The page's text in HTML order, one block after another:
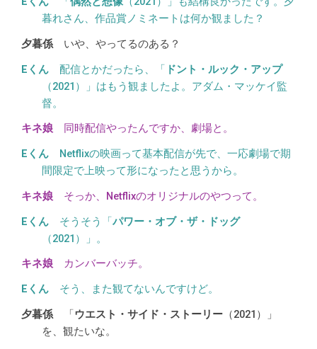
暮れさん、作品賞ノミネートは何か観ました？
いや、やってるのある？
配信とかだったら、「 ドント・ルック・アップ
（2021）」はもう観ましたよ。アダム・マッケイ監
督。
同時配信やったんですか、劇場と。
Netflixの映画って基本配信が先で、一応劇場で期
間限定で上映って形になったと思うから。
そっか、Netflixのオリジナルのやつって。
そうそう「パワー・オブ・ザ・ドッグ
（2021）」。
カンバーバッチ。
そう、また観てないんですけど。
「ウエスト・サイド・ストーリー （2021）」
を、観たいな。